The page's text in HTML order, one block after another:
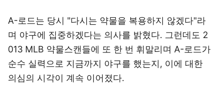
A-로드는 당시 "다시는 약물을 복용하지 않겠다"라
며 야구에 집중하겠다는 의사를 밝혔다. 그런데도 2
013 MLB 약물스캔들에 또 한 번 휘말리며 A-로드가
순수 실력으로 지금까지 야구를 했는지, 이에 대한
의심의 시각이 계속 이어졌다.